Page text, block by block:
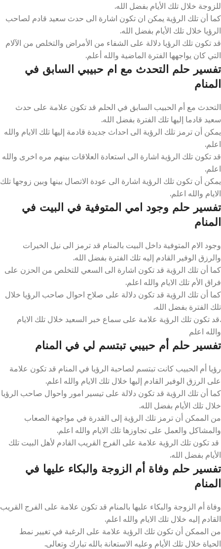
للزوجة خلال تلك الأيام بفضل الله.
كما أن تلك الرؤية يمكن ان تكون اشارة الى حدث سعيد قادم لصاحب
الرؤيا خلال تلك الأيام بفضل الله.
قد تكون تلك الرؤيا دلالة على الشفاء من الأمراض والتخلص من الآلام
التي كان يواجهها الفترة الماضية والله أعلم.
تفسير حلم التحدث مع ام حبيبي السابق في
المنام
التحدث مع أم الحبيب السابق في الحلم قد تكون علامة على حدث
سعيد قادما إليها تلك الفترة بفضل الله.
يمكن أن ترمز تلك الرؤية الى احداث جديدة قادمة إليها تلك الايام والله
اعلم.
قد تكون تلك الرؤية اشارة الى استعادة العلاقات بينهم مره اخرى والله
اعلم.
يمكن أن تكون تلك الرؤية اشارة الى عودة الاتصال بينها وبين زوجها تلك
الايام والله اعلم.
تفسير حلم وجود امي المتوفية في البيت في
المنام
وجود الام المتوفية داخل البيت بالمنام قد ترمز الى نيل الخيرات
والرزق الوفير القادم إليه تلك الفترة بفضل الله.
كما أن تلك الرؤية قد تكون اشارة الى السعي للتخلص من الحزن على
فراق الأم تلك الايام والله اعلم.
كما أن تلك الرؤية قد تكون دلالة على صلاح احوال صاحب الرؤيا خلال
تلك الفترة بفضل الله.
.قد تكون تلك الرؤية علامة على سماع خبر السعيد خلال تلك الايام
والله اعلم
تفسير حلم أم حبيبي تبتسم لي في المنام
رؤيا أم الحبيب كانت تبتسم لصاحبة الرؤيا في المنام قد تكون علامة
على الرزق الوفير القادم إليها خلال تلك الايام والله اعلم.
كما أن تلك الرؤية قد تكون دلالة على تيسير امور واحوال صاحب الرؤيا
خلال تلك الأيام بفضل الله.
من الممكن أن ترمز تلك الرؤية إلى القدرة في مواجهة الصعاب
والمشاكل والعمل على تجاوزها تلك الايام والله اعلم.
قد تكون تلك الرؤية علامة على الفرج القريب القادم لأهل البيت تلك
الأيام بفضل الله.
تفسير حلم وفاة أم الزوجة والبكاء عليها في
المنام
وفاة أم الزوجة والبكاء عليها بالمنام قد تكون علامة على الفرج القريب
القادم إليه خلال تلك الايام والله اعلم.
من الممكن أن تكون تلك الرؤية علامة على الرغبة في تغيير نمط
الحياة خلال تلك الأيام وعليه الاستعانة بالله تبارك وتعالى.